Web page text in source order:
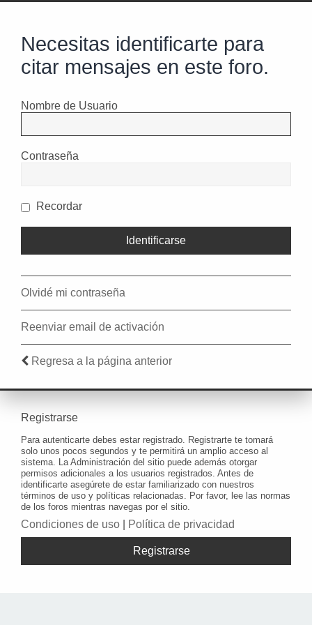
Necesitas identificarte para
citar mensajes en este foro.
Nombre de Usuario
Contraseña
Recordar
Olvidé mi contraseña
Reenviar email de activación
Regresa a la página anterior
Registrarse
Para autenticarte debes estar registrado. Registrarte te tomará
solo unos pocos segundos y te permitirá un amplio acceso al
sistema. La Administración del sitio puede además otorgar
permisos adicionales a los usuarios registrados. Antes de
identificarte asegúrete de estar familiarizado con nuestros
términos de uso y políticas relacionadas. Por favor, lee las normas
de los foros mientras navegas por el sitio.
Condiciones de uso Política de privacidad
Registrarse